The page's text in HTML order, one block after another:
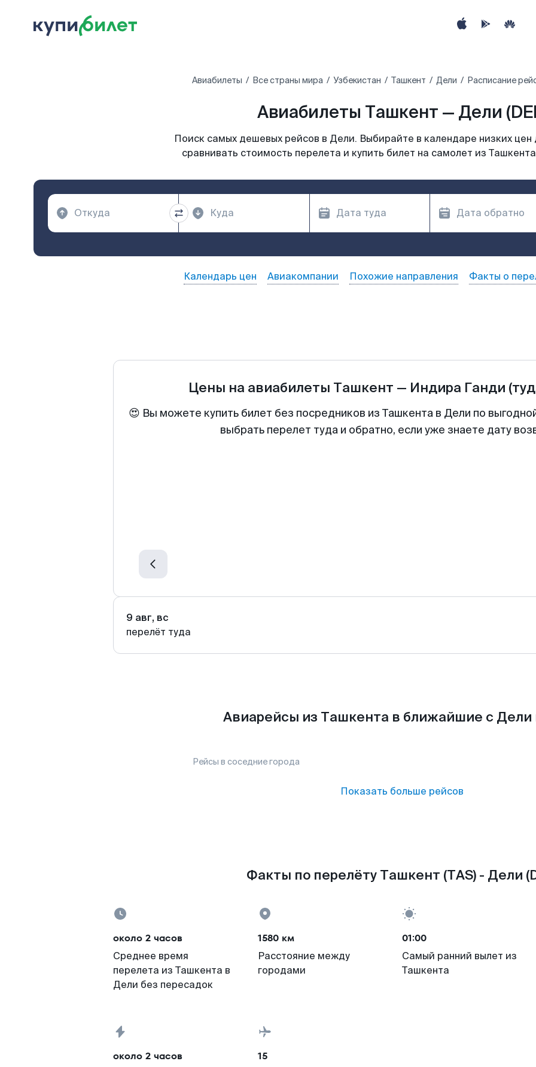
Авиабилеты Все страны мира Узбекистан Ташкент Дели Расписание
Авиабилеты Ташкент — Дели
Поиск самых дешевых рейсов в Дели. Выбирайте в календаре низких цен
сравнивать стоимость перелета и купить билет на самолет из
Календарь цен Авиакомпании Похожие направления Факты о
Цены на авиабилеты Ташкент — Индира Ганди
😍 Вы можете купить билет без посредников из Ташкента в Дели по
выбрать перелет туда и обратно, если уже знаете дату
9 авг, вс
перелёт туда
Авиарейсы из Ташкента в ближайшие с Дели
Рейсы в соседние города
Показать больше рейсов
Факты по перелёту Ташкент (TAS) - Дели
около 2 часов
Среднее время
перелета из Ташкента в
Дели без пересадок
1580 км
Расстояние между
городами
01:00
Самый ранний вылет из
Ташкента
около 2 часов 15